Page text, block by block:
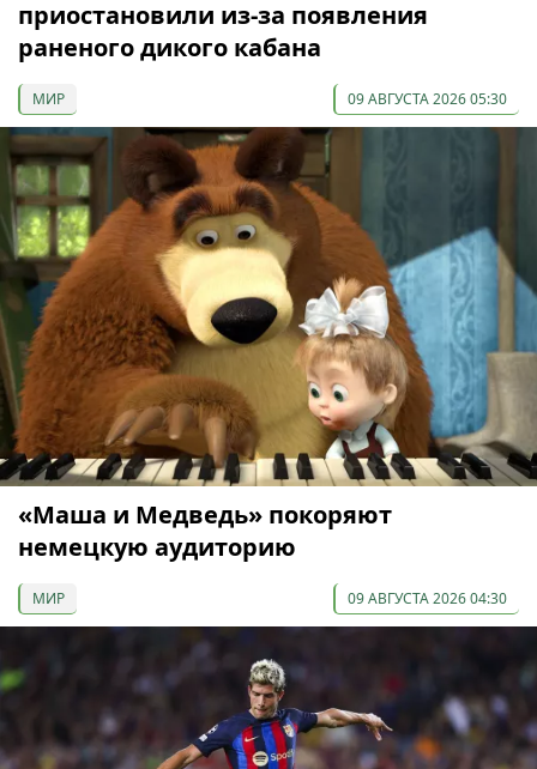
приостановили из-за появления
раненого дикого кабана
МИР 09 АВГУСТА 2026 05:30
«Маша и Медведь» покоряют
немецкую аудиторию
МИР 09 АВГУСТА 2026 04:30